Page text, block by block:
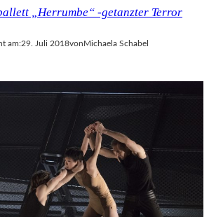
N
T
S
S
E
E
A
V
L
V
E
R
É
I
S
„Herrumbe“ -getanzter Terror
am:29. Juli 2018vonMichaela Schabel